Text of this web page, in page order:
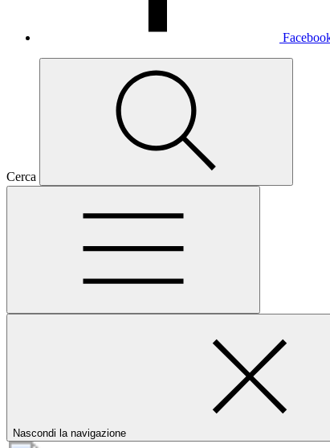
Cerca
Nascondi la navigazione